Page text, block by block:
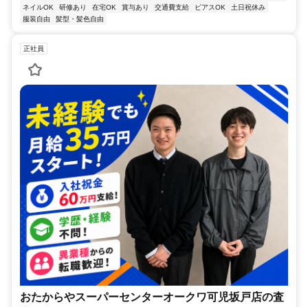
ネイルOK
研修あり 在宅OK 賞与あり 交通費支給 ピアスOK
土日祝休み
服装自由
髪型・髪色自由
正社員
おたからやスーパーセンターオークワ可児坂戸店の査